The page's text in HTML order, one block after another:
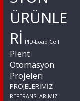
ÜRÜNLE
Rİ PID-Load Cell
Plent
Otomasyon
Projeleri
PROJELERİMİZ
REFERANSLARIMIZ